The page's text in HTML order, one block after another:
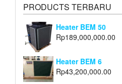
PRODUCTS TERBARU
Heater BEM 50
Rp189,000,000.00
Heater BEM 6
Rp43,200,000.00